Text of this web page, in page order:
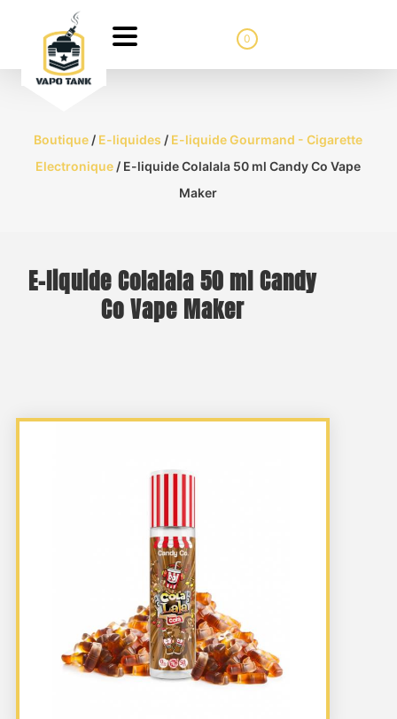
0
Boutique / E-liquides / E-liquide Gourmand - Cigarette
Electronique / E-liquide Colalala 50 ml Candy Co Vape
Maker
E-liquide Colalala 50 ml Candy
Co Vape Maker